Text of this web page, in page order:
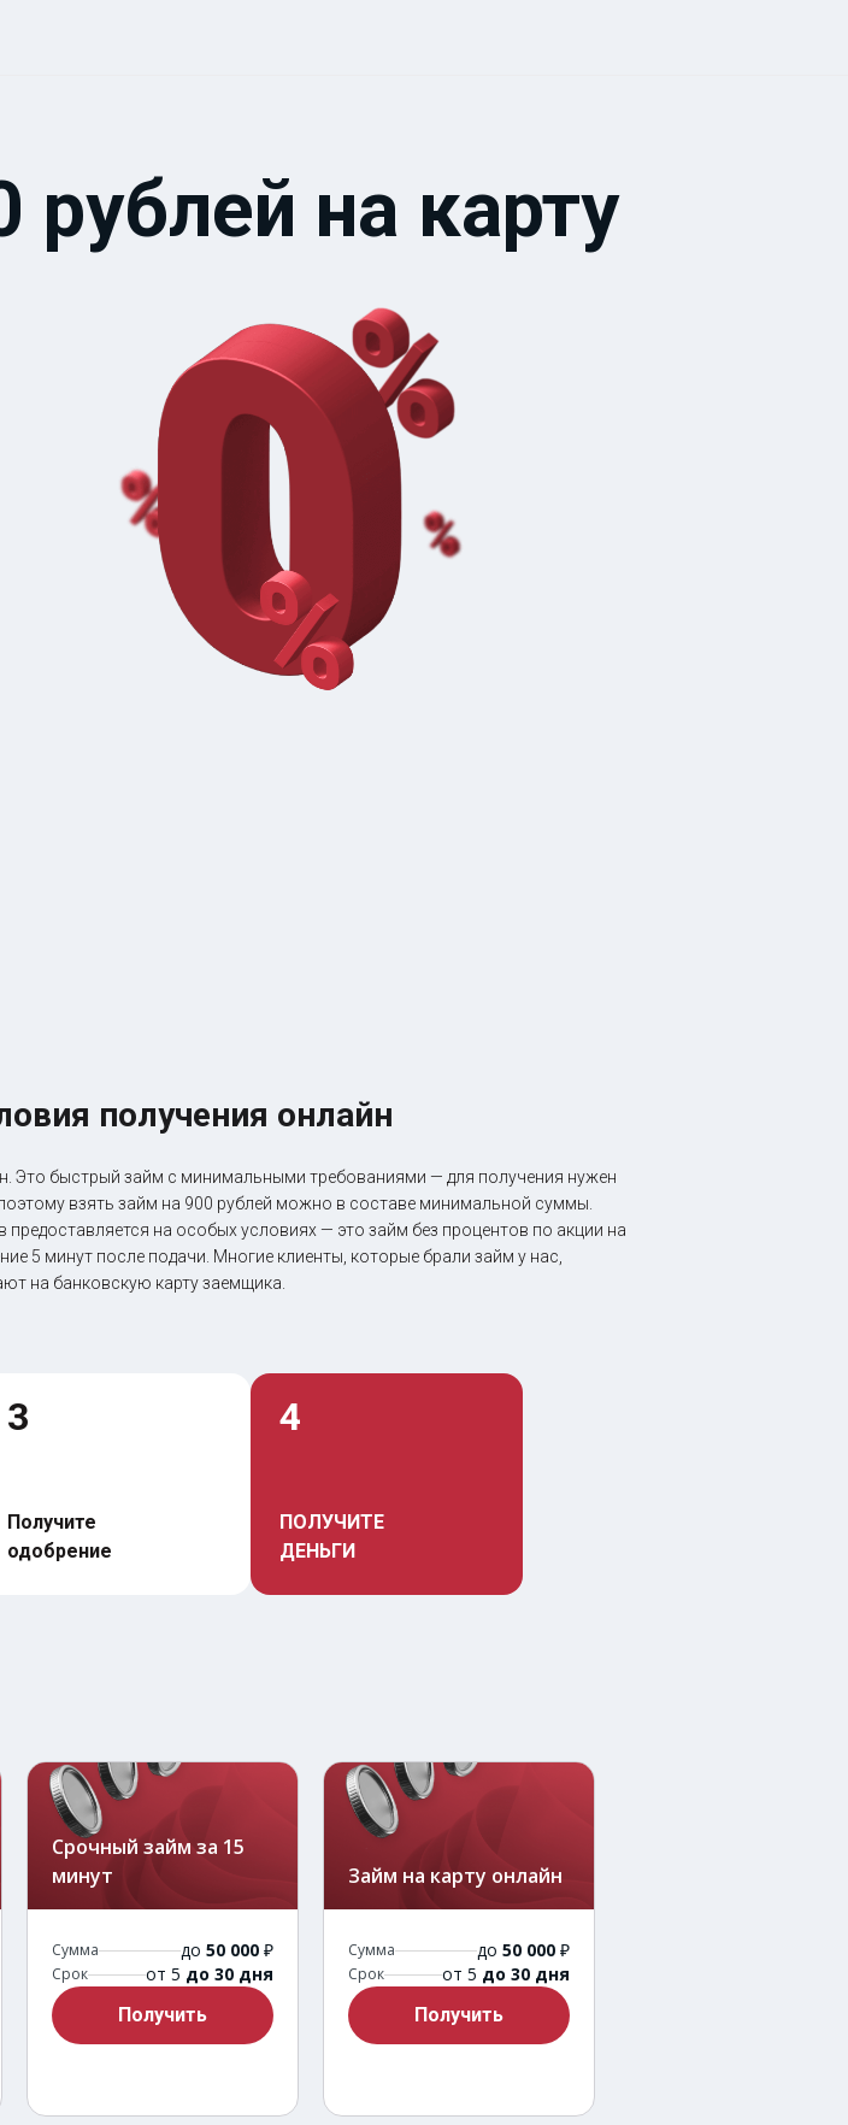
на карту
получения онлайн
Это быстрый займ с минимальными требованиями — для получения нужен
взять займ на 900 рублей можно в составе минимальной суммы.
на особых условиях — это займ без процентов по акции на
5 минут после подачи. Многие клиенты, которые брали займ у нас,
на банковскую карту заемщика.
3
Получите
одобрение
4
ПОЛУЧИТЕ
ДЕНЬГИ
Срочный займ за 15
минут
Сумма до 50 000 ₽
Срок от 5 до 30 дня
Получить
Займ на карту онлайн
Сумма до 50 000 ₽
Срок от 5 до 30 дня
Получить